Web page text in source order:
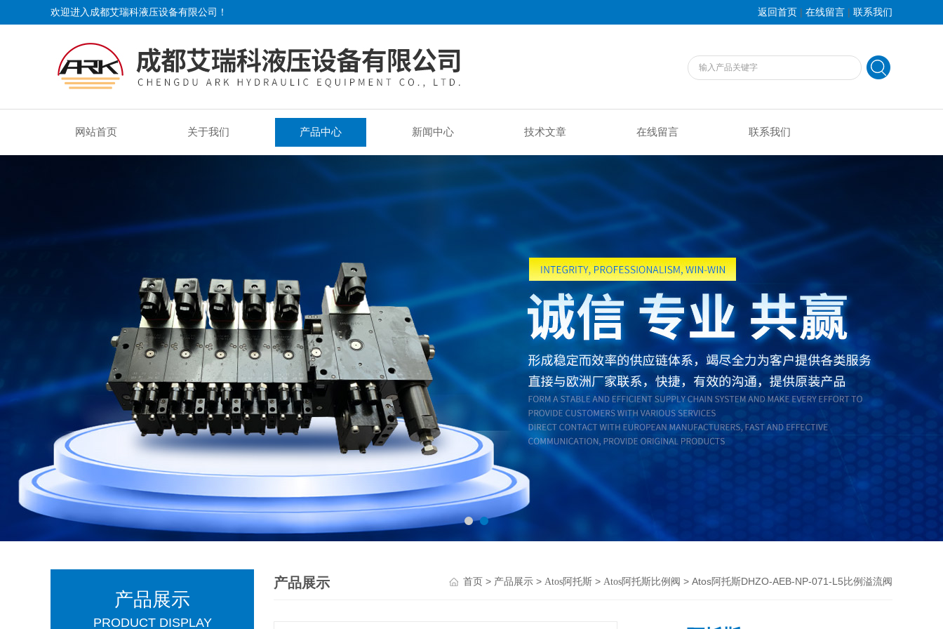
欢迎进入成都艾瑞科液压设备有限公司！ 返回首页 | 在线留言 | 联系我们
网站首页 关于我们 产品中心 新闻中心 技术文章 在线留言 联系我们
产品展示
PRODUCT DISPLAY
产品展示 首页 > 产品展示 > Atos阿托斯 > Atos阿托斯比例阀 > Atos阿托斯DHZO-AEB-NP-071-L5比例溢流阀